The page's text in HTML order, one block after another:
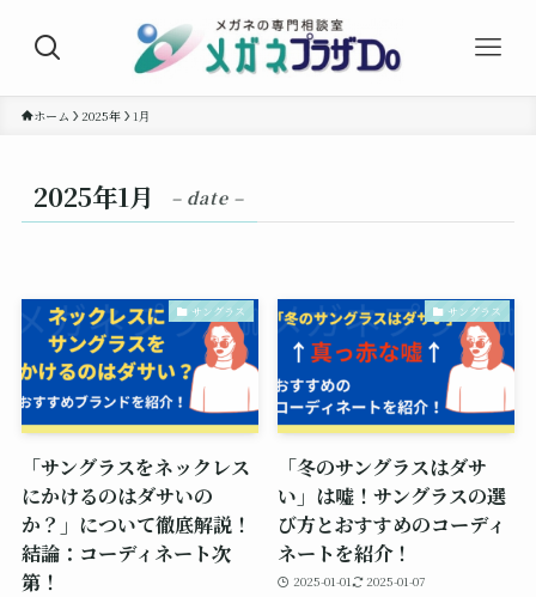
ホーム 2025年 1月
2025年1月 – date –
サングラス
「サングラスをネックレス
にかけるのはダサいの
か？」について徹底解説！
結論：コーディネート次
第！
サングラス
「冬のサングラスはダサ
い」は嘘！サングラスの選
び方とおすすめのコーディ
ネートを紹介！
2025-01-01 2025-01-07